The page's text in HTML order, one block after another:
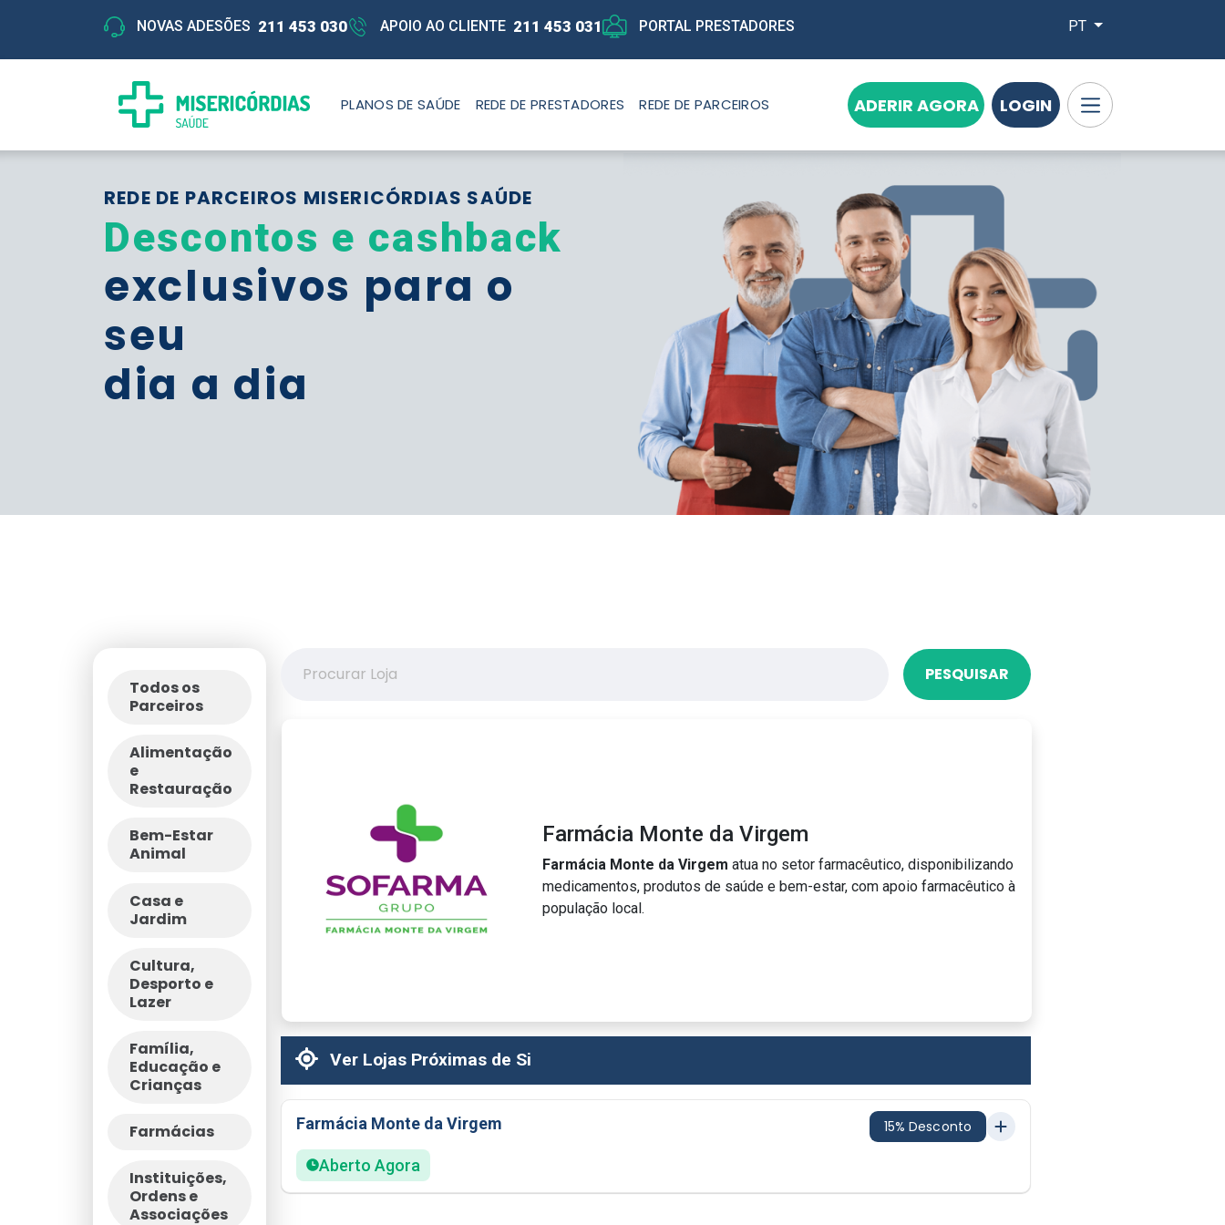
NOVAS ADESÕES 211 453 030 APOIO AO CLIENTE 211 453 031 PORTAL PRESTADORES PT
PLANOS DE SAÚDE REDE DE PRESTADORES REDE DE PARCEIROS ADERIR AGORA LOGIN
REDE DE PARCEIROS MISERICÓRDIAS SAÚDE
Descontos e cashback
exclusivos para o
seu
dia a dia
Todos os
Parceiros
Alimentação
e
Restauração
Bem-Estar
Animal
Casa e
Jardim
Cultura,
Desporto e
Lazer
Família,
Educação e
Crianças
Farmácias
Instituições,
Ordens e
Associações
PESQUISAR
Farmácia Monte da Virgem
Farmácia Monte da Virgem atua no setor farmacêutico, disponibilizando
medicamentos, produtos de saúde e bem-estar, com apoio farmacêutico à
população local.
Ver Lojas Próximas de Si
Farmácia Monte da Virgem 15% Desconto
Aberto Agora